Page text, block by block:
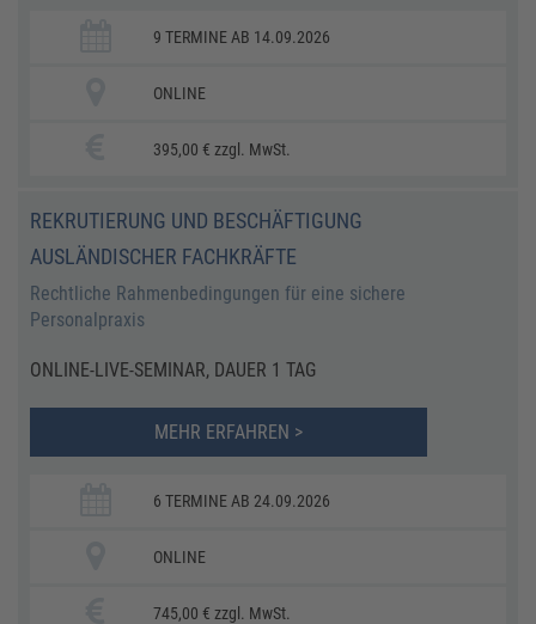
9 TERMINE AB 14.09.2026
ONLINE
395,00 € zzgl. MwSt.
REKRUTIERUNG UND BESCHÄFTIGUNG
AUSLÄNDISCHER FACHKRÄFTE
Rechtliche Rahmenbedingungen für eine sichere
Personalpraxis
ONLINE-LIVE-SEMINAR, DAUER 1 TAG
MEHR ERFAHREN >
6 TERMINE AB 24.09.2026
ONLINE
745,00 € zzgl. MwSt.